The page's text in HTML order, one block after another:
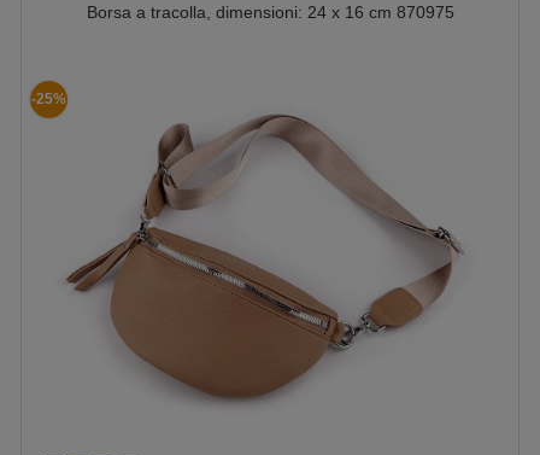
Borsa a tracolla, dimensioni: 24 x 16 cm 870975
-25%